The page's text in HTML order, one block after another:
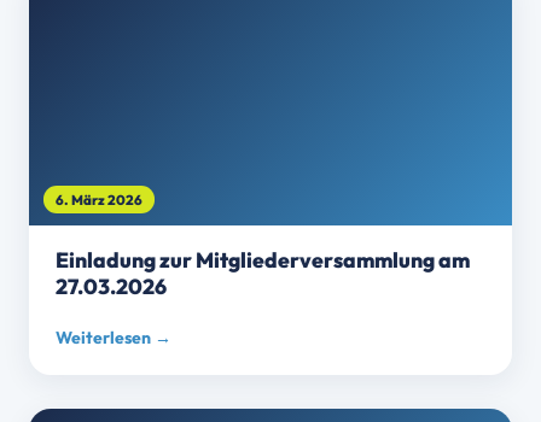
6. März 2026
Einladung zur Mitgliederversammlung am
27.03.2026
Weiterlesen →